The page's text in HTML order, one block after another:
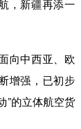
，新疆再添一
向中西亚、欧
增强，已初步
”的立体航空货